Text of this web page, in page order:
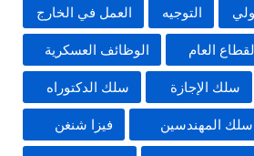
التوجيه العمل في الخارج
العام الوظائف العسكرية
سلك الإجازة سلك الدكتوراه
سلك المهندسين فيزا شنغن